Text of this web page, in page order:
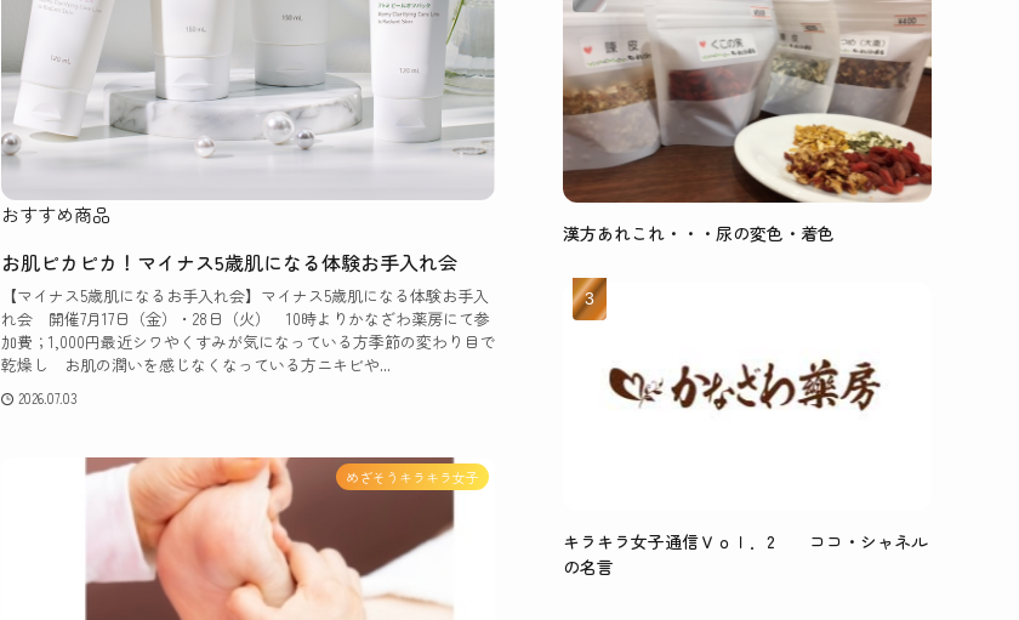
おすすめ商品
お肌ピカピカ！マイナス5歳肌になる体験お手入れ会
【マイナス5歳肌になるお手入れ会】マイナス5歳肌になる体験お手入
れ会 開催7月17日（金）・28日（火） 10時よりかなざわ薬房にて参
加費；1,000円最近シワやくすみが気になっている方季節の変わり目で
乾燥し お肌の潤いを感じなくなっている方ニキビや...
2026.07.03
めざそうキラキラ女子
漢方あれこれ・・・尿の変色・着色
キラキラ女子通信Ｖｏｌ．2 ココ・シャネル
の名言